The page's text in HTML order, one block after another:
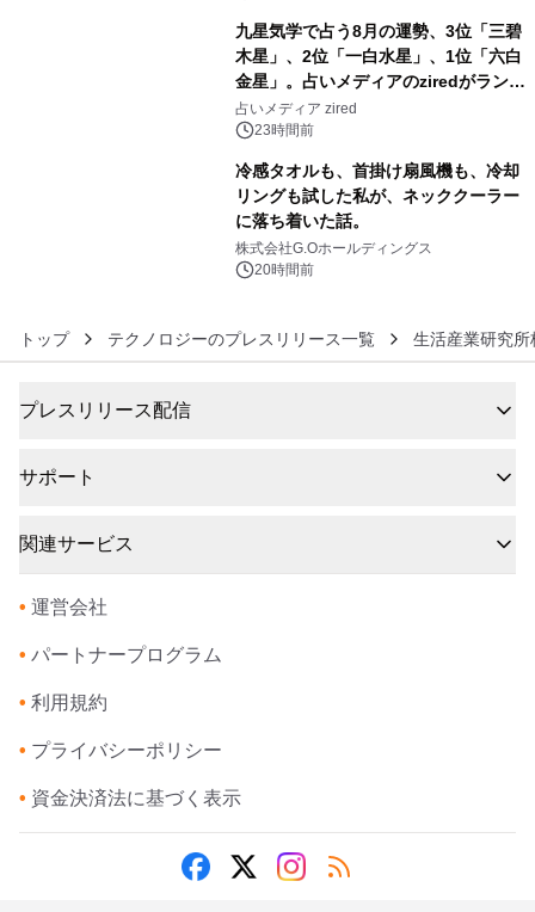
九星気学で占う8月の運勢、3位「三碧
木星」、2位「一白水星」、1位「六白
金星」。占いメディアのziredがランキ
ングを発表
占いメディア zired
23時間前
冷感タオルも、首掛け扇風機も、冷却
リングも試した私が、ネッククーラー
に落ち着いた話。
株式会社G.Oホールディングス
20時間前
トップ テクノロジーのプレスリリース一覧 生活産業研究所
プレスリリース配信
サポート
関連サービス
• 運営会社
• パートナープログラム
• 利用規約
• プライバシーポリシー
• 資金決済法に基づく表示